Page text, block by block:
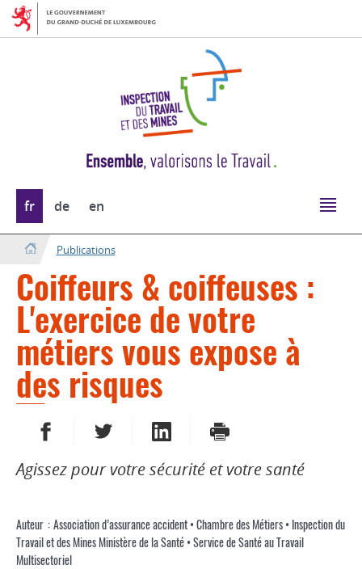
Aller
Aller
au
Changer
de
langue
fr de en
Publications
Coiffeurs & coiffeuses :
L'exercice de votre
métiers vous expose à
des risques
PARTAGER SUR FACEBOOK
PARTAGER SUR TWITTER
PARTAGER SUR LINKEDIN
IMPRIMER
Agissez pour votre sécurité et votre santé
Auteur Association d’assurance accident • Chambre des Métiers • Inspection du
Travail et des Mines Ministère de la Santé • Service de Santé au Travail
Multisectoriel